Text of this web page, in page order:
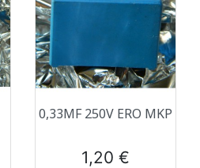
0,33ΜF 250V ERO MKP
Prix
1,20 €